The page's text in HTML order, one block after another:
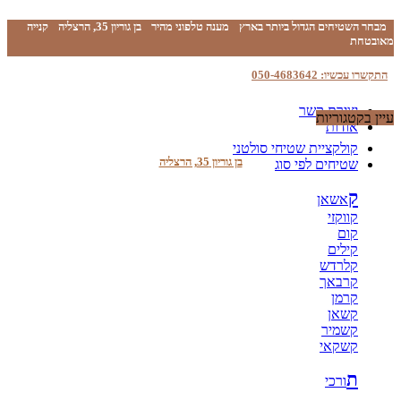
מבחר השטיחים הגדול ביותר בארץ מענה טלפוני מהיר בן גוריון 35, הרצליה
קנייה
מאובטחת
התקשרו עכשיו: 050-4683642
יצירת קשר
אודות
בן גוריון 35, הרצליה
עיין בקטגוריות
קולקציית שטיחי סולטני
שטיחים לפי סוג
קאשאן
קווקזי
קום
קילים
קלרדש
קרבאך
קרמן
קשאן
קשמיר
קשקאי
תורכי